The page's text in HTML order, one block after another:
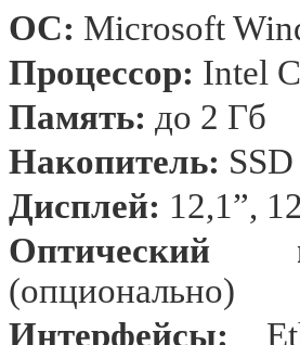
ОС: Microsoft
Процессор: Intel
Память: до 2 Гб
Накопитель:
Дисплей: 12,1”,
Оптический
(опционально)
Интерфейсы: